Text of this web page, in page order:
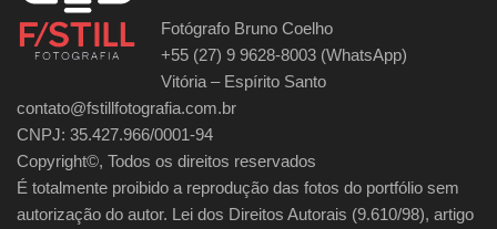
Fotógrafo Bruno Coelho
+55 (27) 9 9628-8003 (WhatsApp)
Vitória – Espírito Santo
contato@fstillfotografia.com.br
CNPJ: 35.427.966/0001-94
Copyright©, Todos os direitos reservados
É totalmente proibido a reprodução das fotos do portfólio sem
autorização do autor. Lei dos Direitos Autorais (9.610/98), artigo